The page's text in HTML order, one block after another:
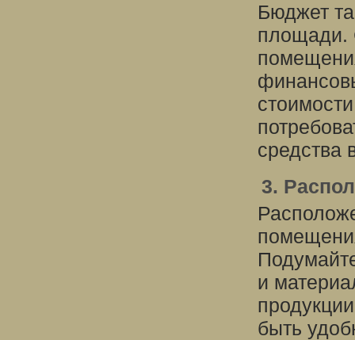
Бюджет
площади.
средства
3.
и
быть